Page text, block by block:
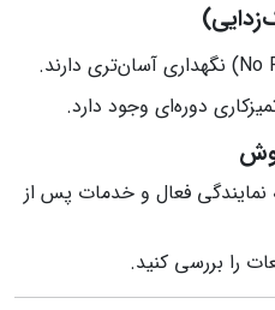
دوره‌ای وجود دارد.
نمایندگی فعال و خدمات پس از
را بررسی کنید.